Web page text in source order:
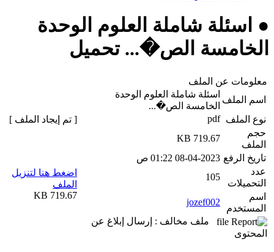
● اسئلة شاملة العلوم الوحدة
الخامسة الص�... تحميل
معلومات عن الملف
اسم الملف
اسئلة شاملة العلوم الوحدة
الخامسة الص�...
نوع الملف pdf
حجم
الملف
719.67 KB
تاريخ الرفع 08-04-2023 01:22 ص
عدد
التحميلات
105
اسم
المستخدم
jozef002
ملف مخالف : إرسال إبلاغ عن
المحتوى
[ تم إيجاد الملف ]
اضغط هنا لتنزيل
الملف
719.67 KB